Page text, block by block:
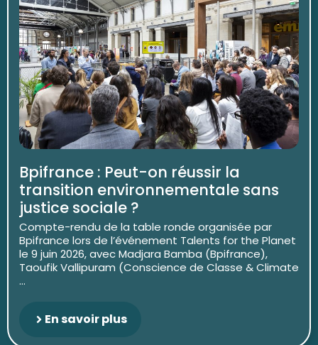
Bpifrance : Peut-on réussir la
transition environnementale sans
justice sociale ?
Compte-rendu de la table ronde organisée par
Bpifrance lors de l’événement Talents for the Planet
le 9 juin 2026, avec Madjara Bamba (Bpifrance),
Taoufik Vallipuram (Conscience de Classe & Climate
...
En savoir plus